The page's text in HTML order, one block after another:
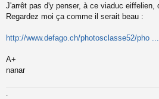
g
n
n
u
J'arrêt pas d'y penser, à ce viaduc eiffelien,
Regardez moi ça comme il serait beau :
http://www.defago.ch/photosclasse52/pho
A+
nanar
.